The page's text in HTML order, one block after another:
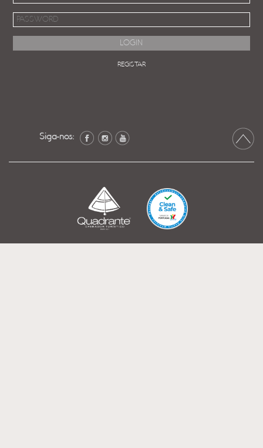
REGISTAR
Siga-nos: